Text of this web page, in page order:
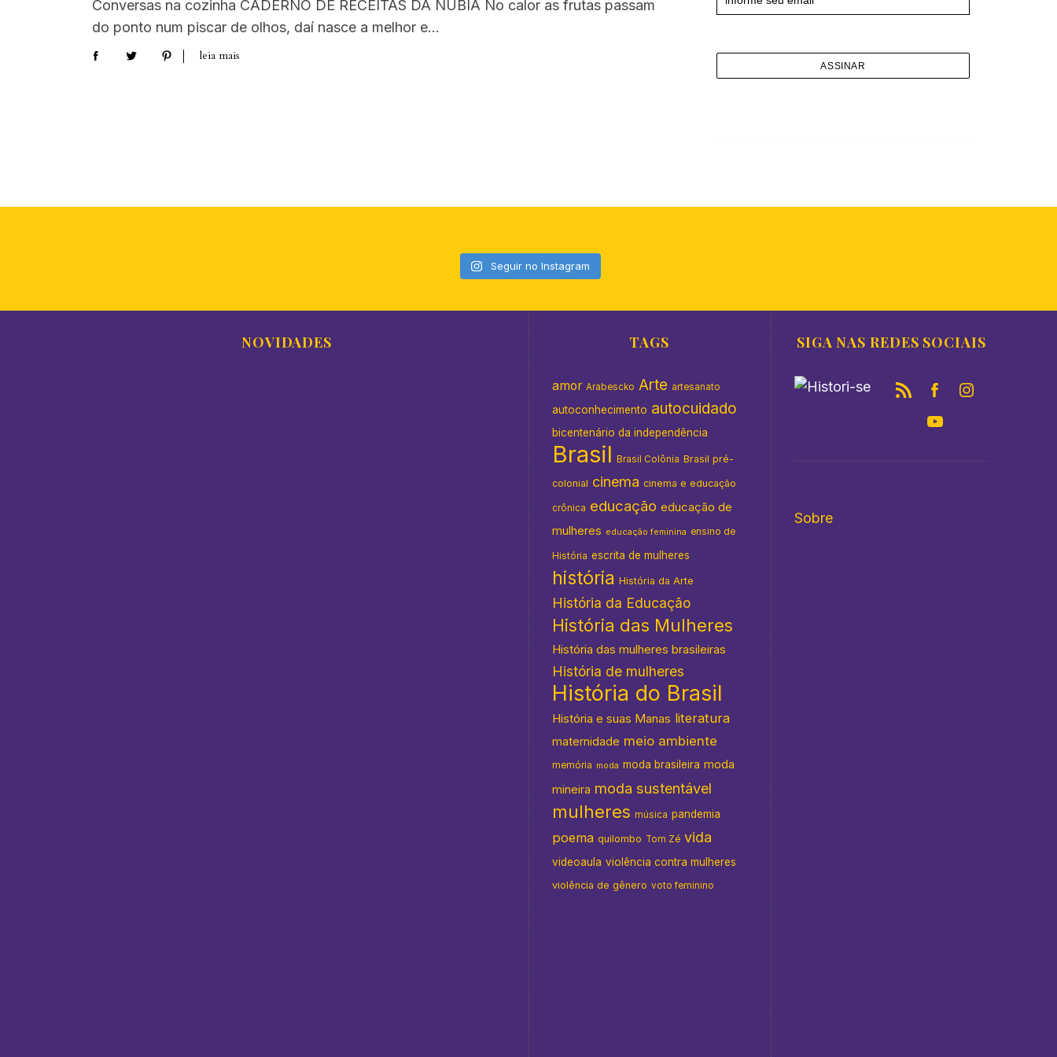
Conversas na cozinha CADERNO DE RECEITAS DA NÚBIA No calor as frutas passam
do ponto num piscar de olhos, daí nasce a melhor e…
leia mais
Seguir no Instagram
NOVIDADES TAGS
amor Arabescko Arte artesanato
autoconhecimento autocuidado
bicentenário da independência
Brasil Brasil Colônia Brasil pré-
colonial cinema cinema e educação
crônica educação educação de
mulheres educação feminina ensino de
História escrita de mulheres
história História da Arte
História da Educação
História das Mulheres
História das mulheres brasileiras
História de mulheres
História do Brasil
História e suas Manas literatura
maternidade meio ambiente
memória moda moda brasileira moda
mineira moda sustentável
mulheres música pandemia
poema quilombo Tom Zé vida
videoaula violência contra mulheres
violência de gênero voto feminino
SIGA NAS REDES SOCIAIS
Sobre